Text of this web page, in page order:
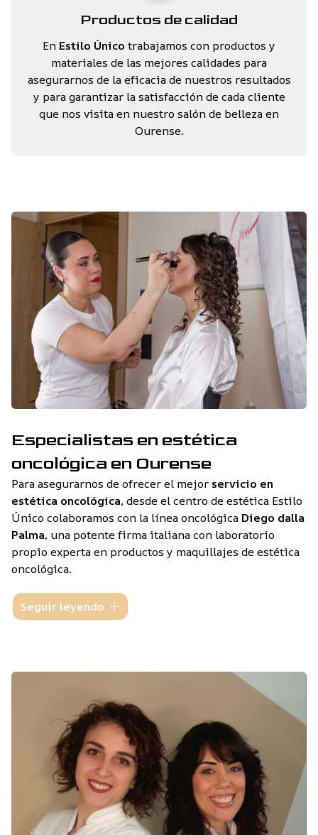
Productos de calidad
En Estilo Único trabajamos con productos y
materiales de las mejores calidades para
asegurarnos de la eficacia de nuestros resultados
y para garantizar la satisfacción de cada cliente
que nos visita en nuestro salón de belleza en
Ourense.
Especialistas en estética
oncológica en Ourense
Para asegurarnos de ofrecer el mejor servicio en
estética oncológica, desde el centro de estética Estilo
Único colaboramos con la línea oncológica Diego dalla
Palma, una potente firma italiana con laboratorio
propio experta en productos y maquillajes de estética
oncológica.
En nuestro
salón de belleza en Ourense
especializado en tratamientos y maquillajes para
necesidades.
Seguir leyendo